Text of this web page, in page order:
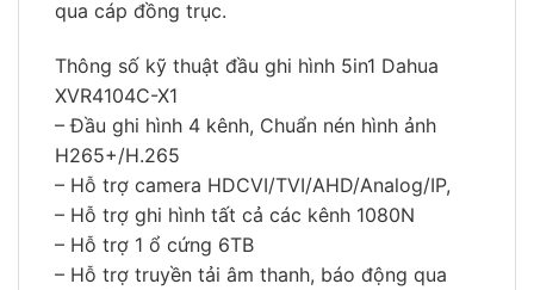
qua cáp đồng trục.
Thông số kỹ thuật đầu ghi hình 5in1 Dahua
XVR4104C-X1
– Đầu ghi hình 4 kênh, Chuẩn nén hình ảnh
H265+/H.265
– Hỗ trợ camera HDCVI/TVI/AHD/Analog/IP,
– Hỗ trợ ghi hình tất cả các kênh 1080N
– Hỗ trợ 1 ổ cứng 6TB
– Hỗ trợ truyền tải âm thanh, báo động qua